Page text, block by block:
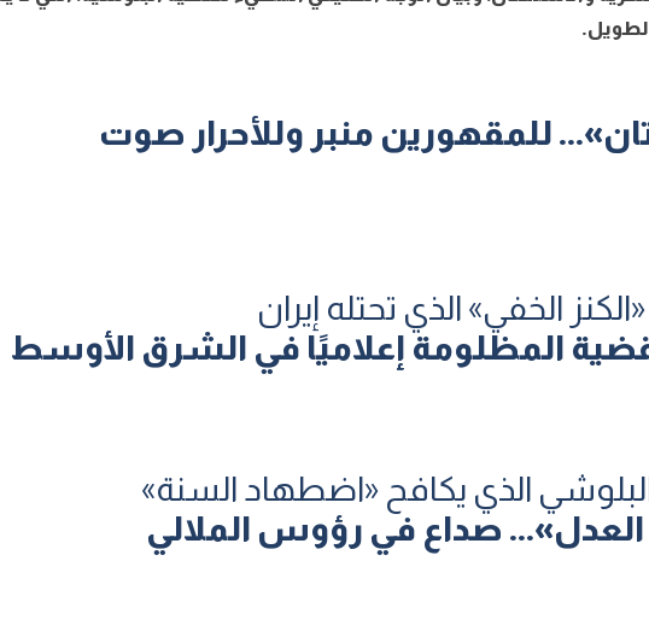
الطويل.
للمقهورين منبر وللأحرار صوت
«الكنز الخفي» الذي تحتله إيران
المظلومة إعلاميًا في الشرق الأوسط
الذي يكافح «اضطهاد السنة»
صداع في رؤوس الملالي